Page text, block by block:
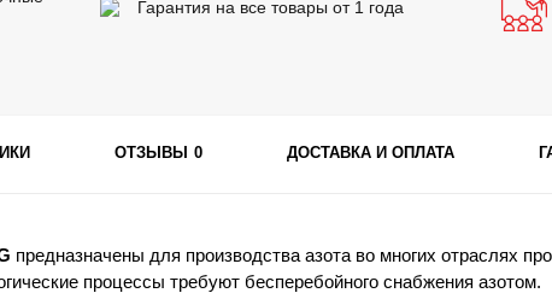
Гарантия на все товары от 1 года
ОТЗЫВЫ 0 ДОСТАВКА И ОПЛАТА
предназначены для производства азота во многих отраслях
процессы требуют бесперебойного снабжения азотом.